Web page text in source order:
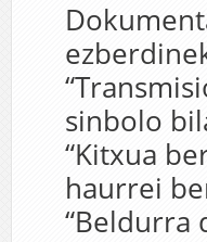
sinbolo
“Kitxua
haurrei
“Beldurra